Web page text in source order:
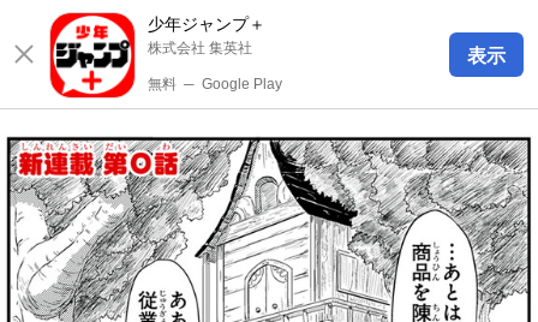
少年ジャンプ＋
株式会社 集英社
無料 ─ Google Play
表示